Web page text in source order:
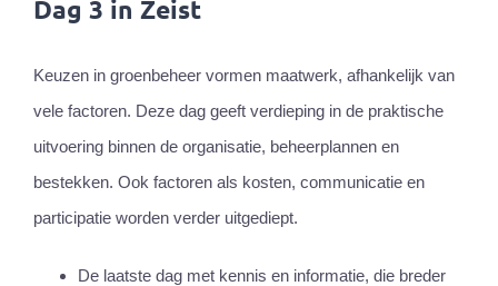
Dag 3 in Zeist
Keuzen in groenbeheer vormen maatwerk, afhankelijk van
vele factoren. Deze dag geeft verdieping in de praktische
uitvoering binnen de organisatie, beheerplannen en
bestekken. Ook factoren als kosten, communicatie en
participatie worden verder uitgediept.
De laatste dag met kennis en informatie, die breder